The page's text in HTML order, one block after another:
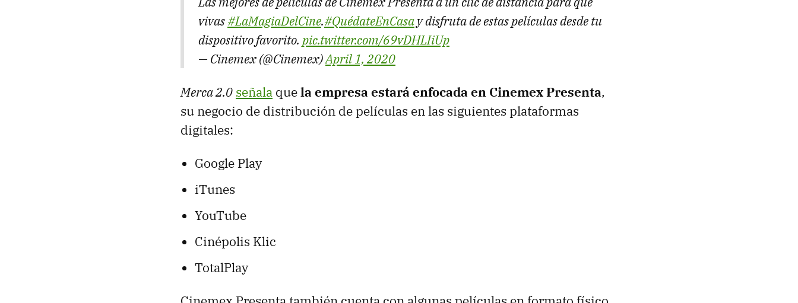
vivas#LaMagiaDelCine.#QuédateEnCasay disfruta de estas películas desde tu
dispositivo favorito. pic.twitter.com/69vDHLIiUp
— Cinemex (@Cinemex)April 1, 2020
Merca 2.0 señala quela empresa estará enfocada en Cinemex Presenta,
su negocio de distribución de películas en las siguientes plataformas
digitales:
Google Play
iTunes
YouTube
Cinépolis Klic
TotalPlay